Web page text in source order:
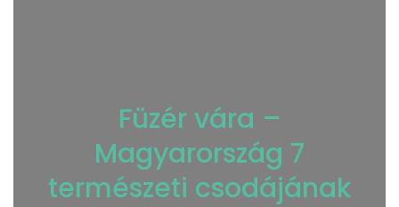
Füzér vára –
Magyarország 7
természeti csodájának